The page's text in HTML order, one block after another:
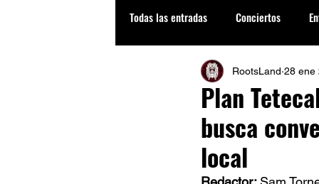
Todas las entradas Conciertos
Recomendaciones Videos
Cultura Cobertura
Plan
busca
local
RootsLand 28 ene